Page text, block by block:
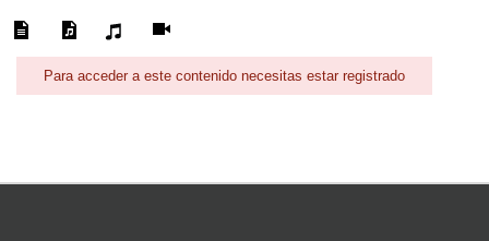
Para acceder a este contenido necesitas estar registrado